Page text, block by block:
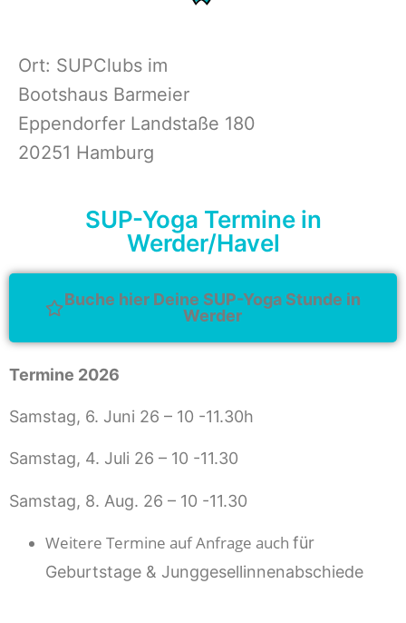
Ort: SUPClubs im
Bootshaus Barmeier
Eppendorfer Landstaße 180
20251 Hamburg
SUP-Yoga Termine in
Werder/Havel
Buche hier Deine SUP-Yoga Stunde in
Werder
Termine 2026
Samstag, 6. Juni 26 – 10 -11.30h
Samstag, 4. Juli 26 – 10 -11.30
Samstag, 8. Aug. 26 – 10 -11.30
Weitere Termine auf Anfrage auch für
Geburtstage & Junggesellinnenabschiede